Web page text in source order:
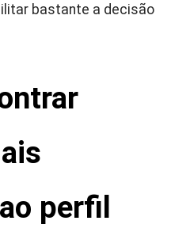
bastante a decisão
perfil